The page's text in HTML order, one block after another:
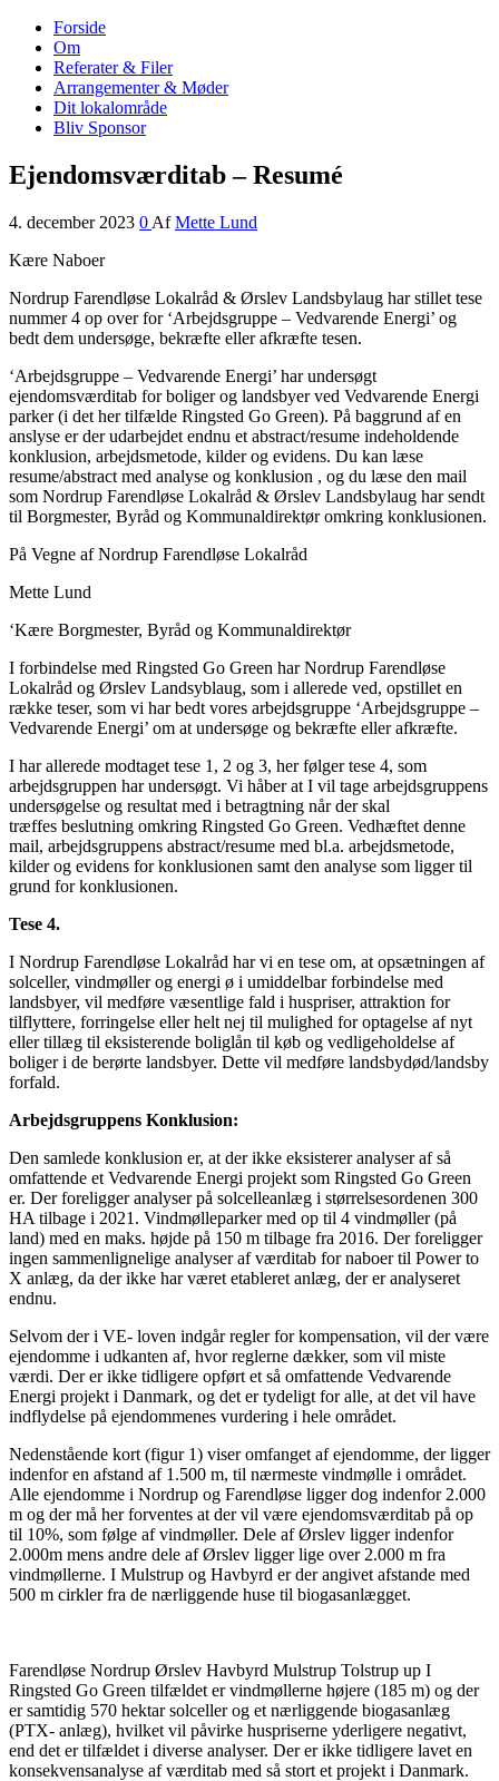
Nordrup Farendløse Lokalråd
Midt i naturen tæt på alt!
Forside
Om
Referater & Filer
Arrangementer & Møder
Dit lokalområde
Bliv Sponsor
Ejendomsværditab – Resumé
4. december 2023 0 Af Mette Lund
Kære Naboer
Nordrup Farendløse Lokalråd & Ørslev Landsbylaug har stillet tese
nummer 4 op over for ‘Arbejdsgruppe – Vedvarende Energi’ og
bedt dem undersøge, bekræfte eller afkræfte tesen.
‘Arbejdsgruppe – Vedvarende Energi’ har undersøgt
ejendomsværditab for boliger og landsbyer ved Vedvarende Energi
parker (i det her tilfælde Ringsted Go Green). På baggrund af en
anslyse er der udarbejdet endnu et abstract/resume indeholdende
konklusion, arbejdsmetode, kilder og evidens. Du kan læse
resume/abstract med analyse og konklusion , og du læse den mail
som Nordrup Farendløse Lokalråd & Ørslev Landsbylaug har sendt
til Borgmester, Byråd og Kommunaldirektør omkring konklusionen.
På Vegne af Nordrup Farendløse Lokalråd
Mette Lund
‘Kære Borgmester, Byråd og Kommunaldirektør
I forbindelse med Ringsted Go Green har Nordrup Farendløse
Lokalråd og Ørslev Landsyblaug, som i allerede ved, opstillet en
række teser, som vi har bedt vores arbejdsgruppe ‘Arbejdsgruppe –
Vedvarende Energi’ om at undersøge og bekræfte eller afkræfte.
I har allerede modtaget tese 1, 2 og 3, her følger tese 4, som
arbejdsgruppen har undersøgt. Vi håber at I vil tage arbejdsgruppens
undersøgelse og resultat med i betragtning når der skal
træffes beslutning omkring Ringsted Go Green. Vedhæftet denne
mail, arbejdsgruppens abstract/resume med bl.a. arbejdsmetode,
kilder og evidens for konklusionen samt den analyse som ligger til
grund for konklusionen.
Tese 4.
I Nordrup Farendløse Lokalråd har vi en tese om, at opsætningen af
solceller, vindmøller og energi ø i umiddelbar forbindelse med
landsbyer, vil medføre væsentlige fald i huspriser, attraktion for
tilflyttere, forringelse eller helt nej til mulighed for optagelse af nyt
eller tillæg til eksisterende boliglån til køb og vedligeholdelse af
boliger i de berørte landsbyer. Dette vil medføre landsbydød/landsby
forfald.
Arbejdsgruppens Konklusion:
Den samlede konklusion er, at der ikke eksisterer analyser af så
omfattende et Vedvarende Energi projekt som Ringsted Go Green
er. Der foreligger analyser på solcelleanlæg i størrelsesordenen 300
HA tilbage i 2021. Vindmølleparker med op til 4 vindmøller (på
land) med en maks. højde på 150 m tilbage fra 2016. Der foreligger
ingen sammenlignelige analyser af værditab for naboer til Power to
X anlæg, da der ikke har været etableret anlæg, der er analyseret
endnu.
Selvom der i VE- loven indgår regler for kompensation, vil der være
ejendomme i udkanten af, hvor reglerne dækker, som vil miste
værdi. Der er ikke tidligere opført et så omfattende Vedvarende
Energi projekt i Danmark, og det er tydeligt for alle, at det vil have
indflydelse på ejendommenes vurdering i hele området.
Nedenstående kort (figur 1) viser omfanget af ejendomme, der ligger
indenfor en afstand af 1.500 m, til nærmeste vindmølle i området.
Alle ejendomme i Nordrup og Farendløse ligger dog indenfor 2.000
m og der må her forventes at der vil være ejendomsværditab på op
til 10%, som følge af vindmøller. Dele af Ørslev ligger indenfor
2.000m mens andre dele af Ørslev ligger lige over 2.000 m fra
vindmøllerne. I Mulstrup og Havbyrd er der angivet afstande med
500 m cirkler fra de nærliggende huse til biogasanlægget.
Farendløse Nordrup Ørslev Havbyrd Mulstrup Tolstrup up I
Ringsted Go Green tilfældet er vindmøllerne højere (185 m) og der
er samtidig 570 hektar solceller og et nærliggende biogasanlæg
(PTX- anlæg), hvilket vil påvirke huspriserne yderligere negativt,
end det er tilfældet i diverse analyser. Der er ikke tidligere lavet en
konsekvensanalyse af værditab med så stort et projekt i Danmark.